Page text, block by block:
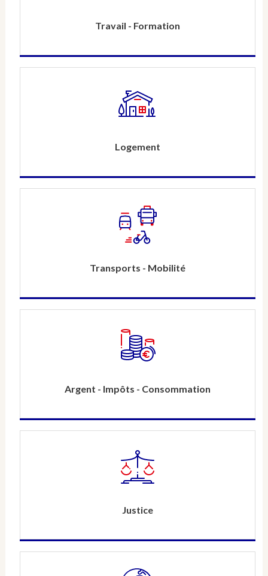
Travail - Formation
Logement
Transports - Mobilité
Argent - Impôts - Consommation
Justice